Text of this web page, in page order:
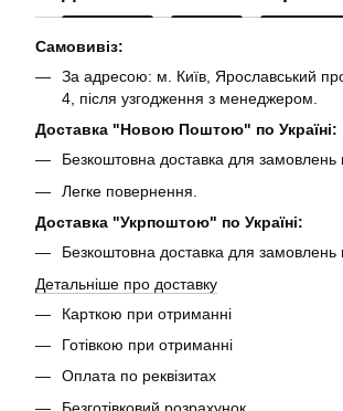
Самовивіз:
За адресою: м. Київ, Ярославський
4, після узгодження з менеджером.
Доставка "Новою Поштою" по Україні:
Безкоштовна доставка для замовлень
Легке повернення.
Доставка "Укрпоштою" по Україні:
Безкоштовна доставка для замовлень
Детальніше про доставку
Карткою при отриманні
Готівкою при отриманні
Оплата по реквізитах